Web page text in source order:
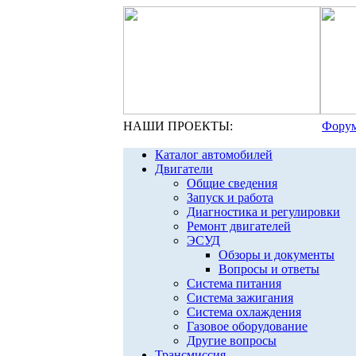
НАШИ ПРОЕКТЫ:
Каталог автомобилей
Двигатели
Общие сведения
Запуск и работа
Диагностика и регулировки
Ремонт двигателей
ЭСУД
Обзоры и документы
Вопросы и ответы
Система питания
Система зажигания
Система охлаждения
Газовое оборудование
Другие вопросы